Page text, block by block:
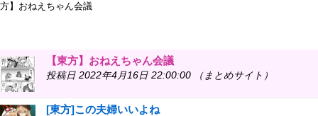
方】おねえちゃん会議
【東方】おねえちゃん会議
投稿日 2022年4月16日 22:00:00 （まとめサイト）
[東方]この夫婦いいよね